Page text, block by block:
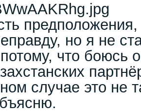
предположения,
но я не
что боюсь
случае это не